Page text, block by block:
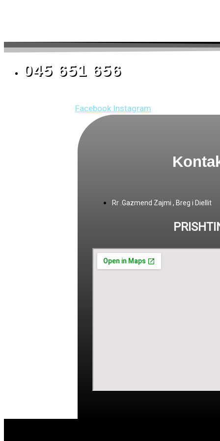
045 651 656
Facebook Instagram
Rr .Gazmend Zajmi , Breg i Diellit